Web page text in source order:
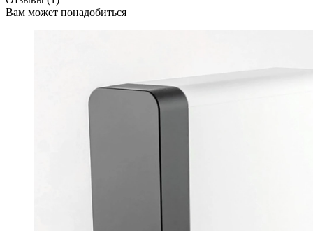
Вам может понадобиться